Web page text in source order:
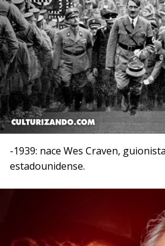
-1939: nace Wes Craven,
estadounidense.